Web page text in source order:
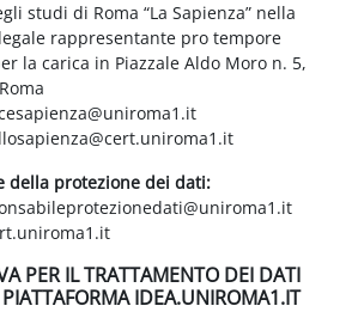
studi di Roma “La Sapienza” nella
rappresentante pro tempore
la carica in Piazzale Aldo Moro n. 5,
della protezione dei dati:
PER IL TRATTAMENTO DEI DATI
IDEA.UNIROMA1.IT